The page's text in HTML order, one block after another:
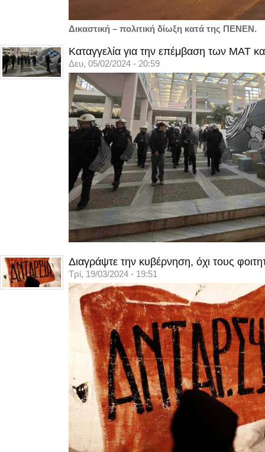
Δικαστική – πολιτική δίωξη κατά της ΠΕΝΕΝ.
Καταγγελία για την επέμβαση των ΜΑΤ
Δευ, 05/02/2024 - 20:59
Διαγράψτε την κυβέρνηση, όχι τους
Τρί, 19/03/2024 - 19:51